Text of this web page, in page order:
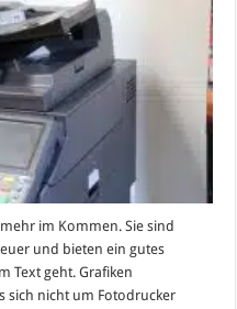
Drucken
wie
die
Profis
im Kommen. Sie sind
und bieten ein gutes
Text geht. Grafiken
sich nicht um Fotodrucker